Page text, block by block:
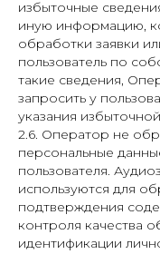
избыточные
иную информацию,
обработки заявки
пользователь по
такие сведения,
запросить у
указания
2.6. Оператор не
персональные
пользователя.
используются для
подтверждения
контроля качества
идентификации